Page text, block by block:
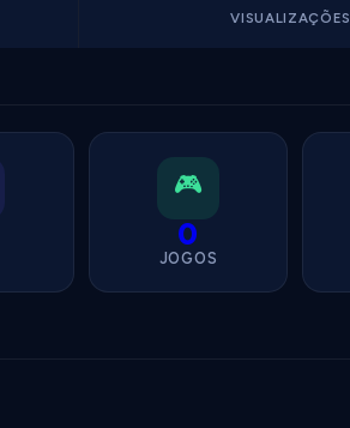
VISUALIZAÇÕES
🎮
0
JOGOS